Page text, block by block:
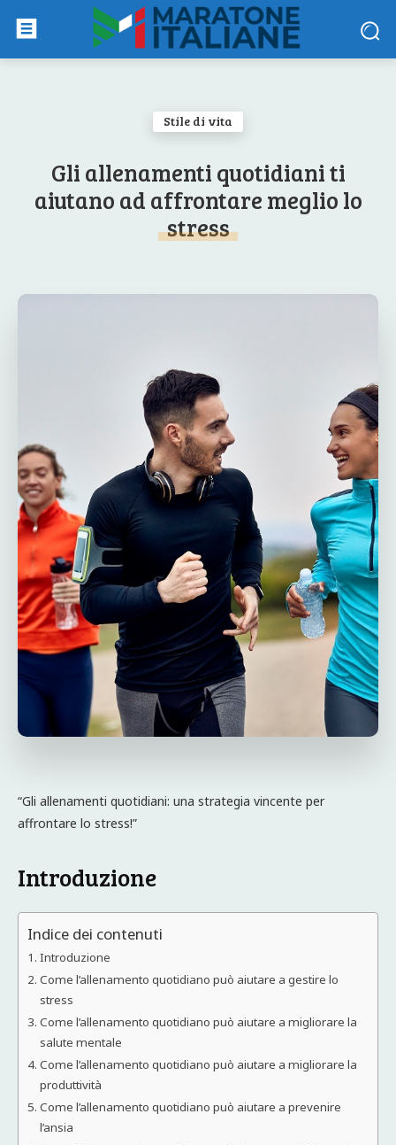
Stile di vita
Gli allenamenti quotidiani ti
aiutano ad affrontare meglio lo
stress
“Gli allenamenti quotidiani: una strategia vincente per
affrontare lo stress!”
Introduzione
Indice dei contenuti
Introduzione
Come l’allenamento quotidiano può aiutare a gestire lo
stress
Come l’allenamento quotidiano può aiutare a migliorare la
salute mentale
Come l’allenamento quotidiano può aiutare a migliorare la
produttività
Come l’allenamento quotidiano può aiutare a prevenire
l’ansia